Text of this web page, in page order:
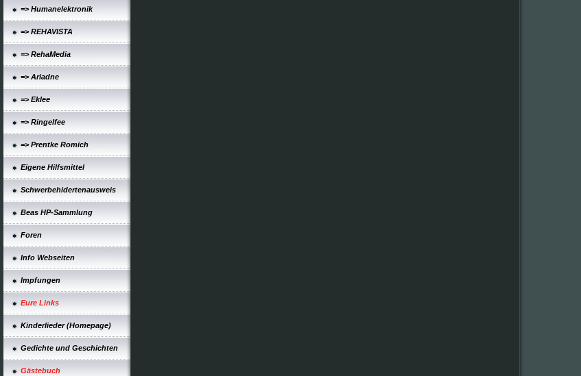
=> Humanelektronik
=> REHAVISTA
=> RehaMedia
=> Ariadne
=> Eklee
=> Ringelfee
=> Prentke Romich
Eigene Hilfsmittel
Schwerbehidertenausweis
Beas HP-Sammlung
Foren
Info Webseiten
Impfungen
Eure Links
Kinderlieder (Homepage)
Gedichte und Geschichten
Gästebuch